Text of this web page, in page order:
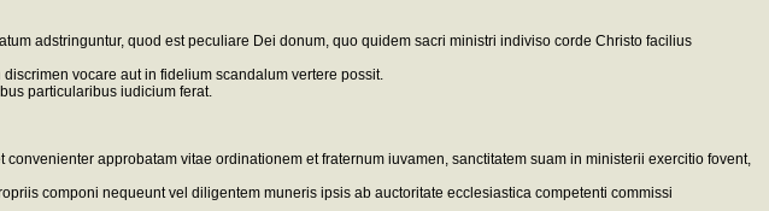
adstringuntur, quod est peculiare Dei donum, quo quidem sacri ministri indiviso corde Christo facilius
vocare aut in fidelium scandalum vertere possit.
particularibus iudicium ferat.
approbatam vitae ordinationem et fraternum iuvamen, sanctitatem suam in ministerii exercitio fovent,
componi nequeunt vel diligentem muneris ipsis ab auctoritate ecclesiastica competenti commissi